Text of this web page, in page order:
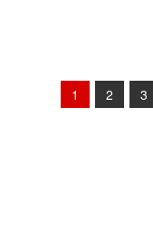
1 2 3